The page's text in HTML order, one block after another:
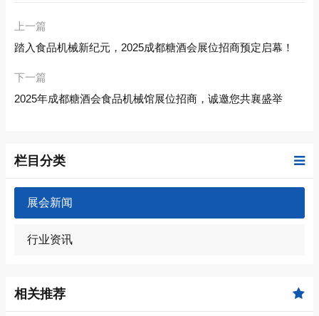
上一篇
踏入食品机械新纪元，2025成都糖酒会展位招商预定启幕！
下一篇
2025年成都糖酒会食品机械馆展位招商，诚邀您共襄盛举‌
栏目分类
展会新闻
行业资讯
相关推荐